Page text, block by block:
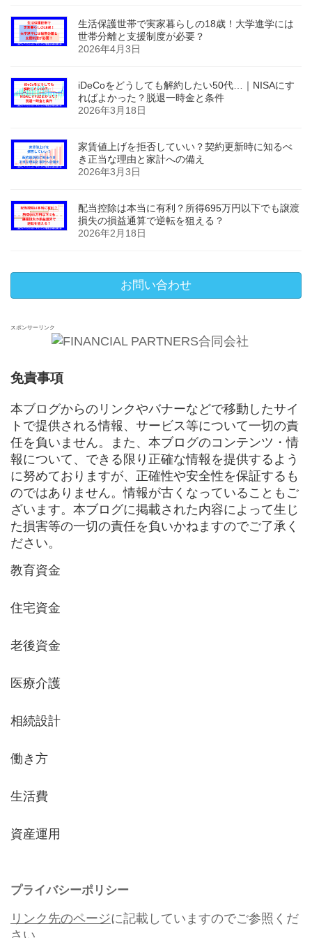
生活保護世帯で実家暮らしの18歳！大学進学には
世帯分離と支援制度が必要？
2026年4月3日
iDeCoをどうしても解約したい50代…｜NISAにす
ればよかった？脱退一時金と条件
2026年3月18日
家賃値上げを拒否していい？契約更新時に知るべ
き正当な理由と家計への備え
2026年3月3日
配当控除は本当に有利？所得695万円以下でも譲渡
損失の損益通算で逆転を狙える？
2026年2月18日
お問い合わせ
スポンサーリンク
免責事項
本ブログからのリンクやバナーなどで移動したサイ
トで提供される情報、サービス等について一切の責
任を負いません。また、本ブログのコンテンツ・情
報について、できる限り正確な情報を提供するよう
に努めておりますが、正確性や安全性を保証するも
のではありません。情報が古くなっていることもご
ざいます。本ブログに掲載された内容によって生じ
た損害等の一切の責任を負いかねますのでご了承く
ださい。
教育資金
住宅資金
老後資金
医療介護
相続設計
働き方
生活費
資産運用
プライバシーポリシー
リンク先のページに記載していますのでご参照くだ
さい。